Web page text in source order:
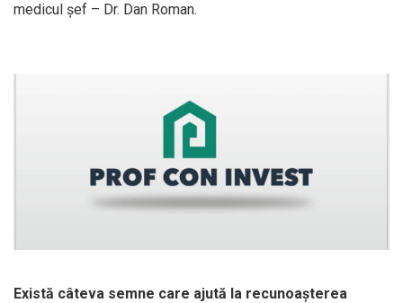
medicul șef – Dr. Dan Roman.
Există câteva semne care ajută la recunoașterea